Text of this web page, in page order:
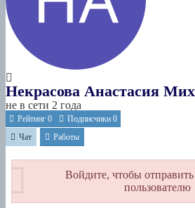
Некрасова Анастасия
не в сети 2 года
Рейтинг 0 Подписчики 0
Чат
Работы
Войдите, чтобы
пользователю